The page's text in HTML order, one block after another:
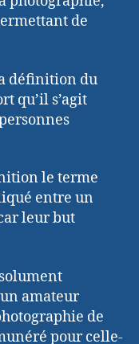
de
définition du
qu’il s’agit
le terme
entre un
leur but
amateur
de
pour celle-